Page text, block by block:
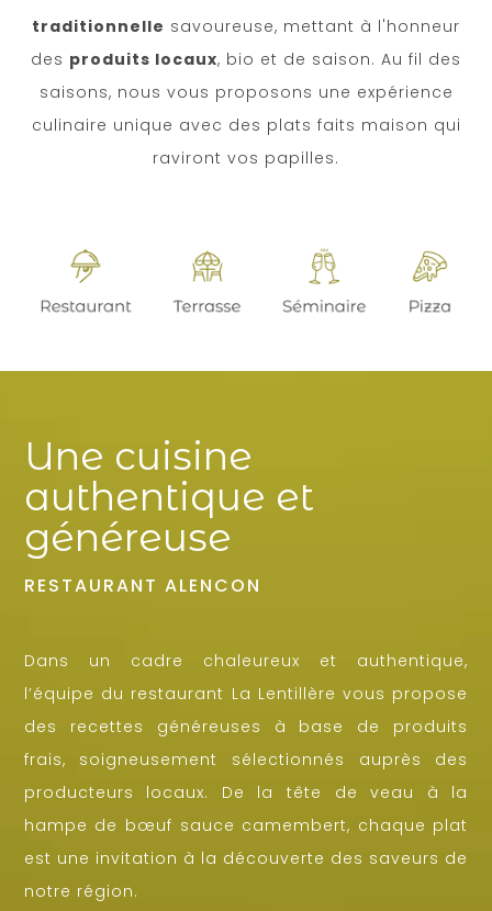
traditionnelle savoureuse, mettant à l'honneur
des produits locaux, bio et de saison. Au fil des
saisons, nous vous proposons une expérience
culinaire unique avec des plats faits maison qui
raviront vos papilles.
Une cuisine
authentique et
généreuse
RESTAURANT ALENCON
Dans un cadre chaleureux et authentique,
l’équipe du restaurant La Lentillère vous propose
des recettes généreuses à base de produits
frais, soigneusement sélectionnés auprès des
producteurs locaux. De la tête de veau à la
hampe de bœuf sauce camembert, chaque plat
est une invitation à la découverte des saveurs de
notre région.